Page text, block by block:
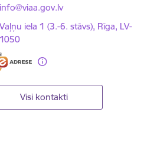
E-pasts:
info@viaa.gov.lv
Vaļņu iela 1 (3.-6. stāvs), Rīga, LV-
1050
Visi kontakti